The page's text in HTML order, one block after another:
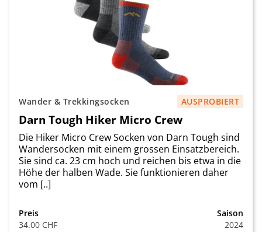
Wander & Trekkingsocken AUSPROBIERT
Darn Tough Hiker Micro Crew
Die Hiker Micro Crew Socken von Darn Tough sind
Wandersocken mit einem grossen Einsatzbereich.
Sie sind ca. 23 cm hoch und reichen bis etwa in die
Höhe der halben Wade. Sie funktionieren daher
vom [..]
Preis
34.00 CHF
Saison
2024